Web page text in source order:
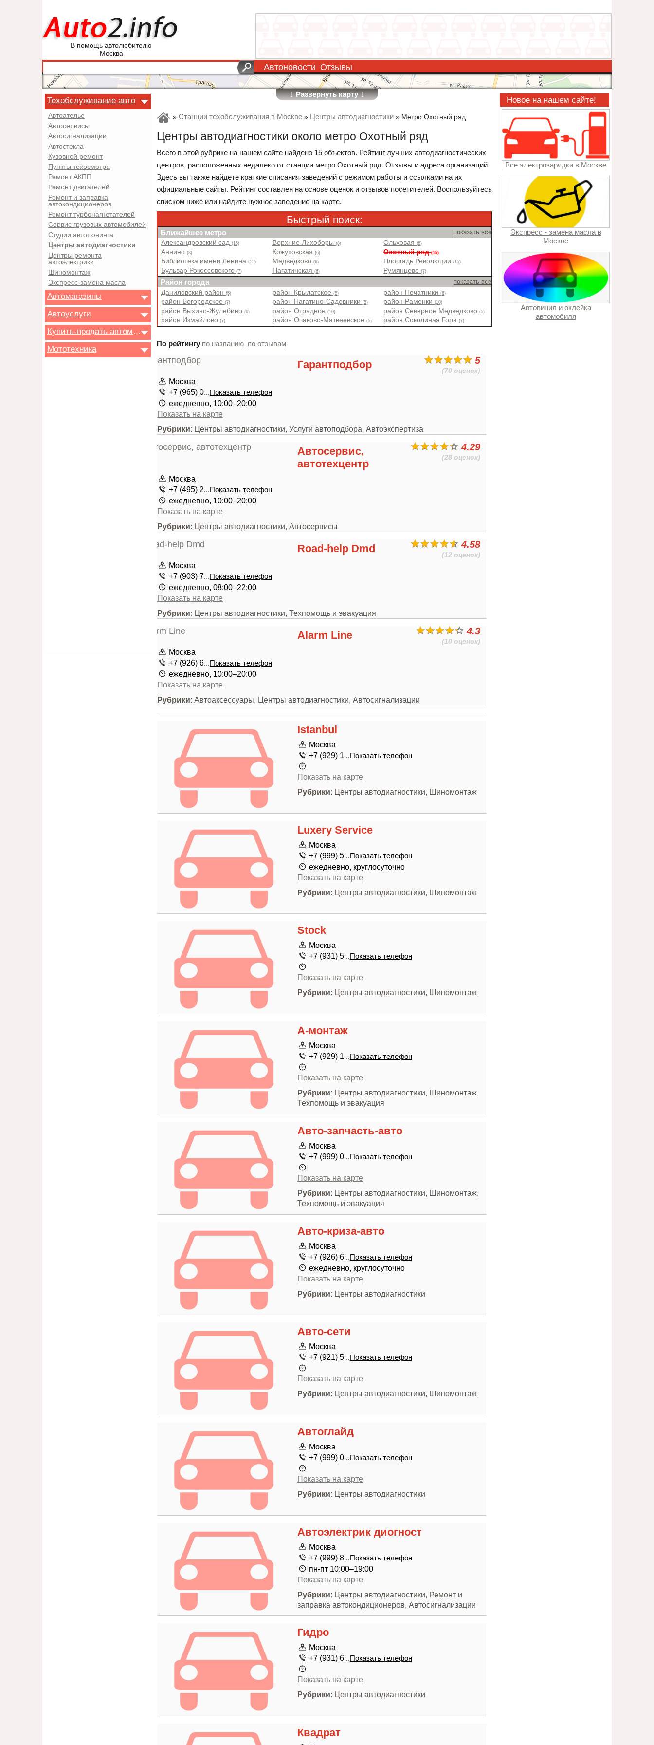
В помощь автолюбителю
Москва
Автоновости Отзывы
↓Развернуть карту↓
Техобслуживание авто
Автоателье
Автосервисы
Автосигнализации
Автостекла
Кузовной ремонт
Пункты техосмотра
Ремонт АКПП
Ремонт двигателей
Ремонт и заправка
автокондиционеров
Ремонт турбонагнетателей
Сервис грузовых автомобилей
Студии автотюнинга
Центры автодиагностики
Центры ремонта
автоэлектрики
Шиномонтаж
Экспресс-замена масла
Автомагазины
Автоуслуги
Купить-продать автомобиль
Мототехника
» Станции техобслуживания в Москве » Центры автодиагностики » Метро Охотный ряд
Центры автодиагностики около метро Охотный ряд
Всего в этой рубрике на нашем сайте найдено 15 объектов. Рейтинг лучших автодиагностических
центров, расположенных недалеко от станции метро Охотный ряд. Отзывы и адреса организаций.
Здесь вы также найдете краткие описания заведений с режимом работы и ссылками на их
официальные сайты. Рейтинг составлен на основе оценок и отзывов посетителей. Воспользуйтесь
списком ниже или найдите нужное заведение на карте.
Быстрый поиск:
Ближайшее метро показать все
Александровский сад (15)
Аннино (8)
Библиотека имени Ленина (15)
Бульвар Рокоссовского (7)
Верхние Лихоборы (8)
Кожуховская (6)
Медведково (6)
Нагатинская (6)
Ольховая(6)
Охотный ряд(15)
Площадь Революции(15)
Румянцево(7)
Район города показать все
Даниловский район (5)
район Богородское (7)
район Выхино-Жулебино (6)
район Измайлово (7)
район Крылатское (5)
район Нагатино-Садовники (5)
район Отрадное (10)
район Очаково-Матвеевское (5)
район Печатники(6)
район Раменки(10)
район Северное Медведково(5)
район Соколиная Гора(7)
По рейтингу по названию по отзывам
5
(70 оценок)
Гарантподбор
Москва
+7 (965) 0...Показать телефон
ежедневно, 10:00–20:00
Показать на карте
Рубрики: Центры автодиагностики, Услуги автоподбора, Автоэкспертиза
4.29
(28 оценок)
Автосервис,
автотехцентр
Москва
+7 (495) 2...Показать телефон
ежедневно, 10:00–20:00
Показать на карте
Рубрики: Центры автодиагностики, Автосервисы
4.58
(12 оценок)
Road-help Dmd
Москва
+7 (903) 7...Показать телефон
ежедневно, 08:00–22:00
Показать на карте
Рубрики: Центры автодиагностики, Техпомощь и эвакуация
4.3
(10 оценок)
Alarm Line
Москва
+7 (926) 6...Показать телефон
ежедневно, 10:00–20:00
Показать на карте
Рубрики: Автоаксессуары, Центры автодиагностики, Автосигнализации
Istanbul
Москва
+7 (929) 1...Показать телефон
Показать на карте
Рубрики: Центры автодиагностики, Шиномонтаж
Luxery Service
Москва
+7 (999) 5...Показать телефон
ежедневно, круглосуточно
Показать на карте
Рубрики: Центры автодиагностики, Шиномонтаж
Stock
Москва
+7 (931) 5...Показать телефон
Показать на карте
Рубрики: Центры автодиагностики, Шиномонтаж
А-монтаж
Москва
+7 (929) 1...Показать телефон
Показать на карте
Рубрики: Центры автодиагностики, Шиномонтаж,
Техпомощь и эвакуация
Авто-запчасть-авто
Москва
+7 (999) 0...Показать телефон
Показать на карте
Рубрики: Центры автодиагностики, Шиномонтаж,
Техпомощь и эвакуация
Авто-криза-авто
Москва
+7 (926) 6...Показать телефон
ежедневно, круглосуточно
Показать на карте
Рубрики: Центры автодиагностики
Авто-сети
Москва
+7 (921) 5...Показать телефон
Показать на карте
Рубрики: Центры автодиагностики, Шиномонтаж
Автоглайд
Москва
+7 (999) 0...Показать телефон
Показать на карте
Рубрики: Центры автодиагностики
Автоэлектрик диогност
Москва
+7 (999) 8...Показать телефон
пн-пт 10:00–19:00
Показать на карте
Рубрики: Центры автодиагностики, Ремонт и
заправка автокондиционеров, Автосигнализации
Гидро
Москва
+7 (931) 6...Показать телефон
Показать на карте
Рубрики: Центры автодиагностики
Квадрат
Новое на нашем сайте!
Все электрозарядки в Москве
Экспресс - замена масла в
Москве
Автовинил и оклейка
автомобиля